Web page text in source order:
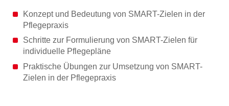
Konzept und Bedeutung von SMART-Zielen in der
Pflegepraxis
Schritte zur Formulierung von SMART-Zielen für
individuelle Pflegepläne
Praktische Übungen zur Umsetzung von SMART-
Zielen in der Pflegepraxis